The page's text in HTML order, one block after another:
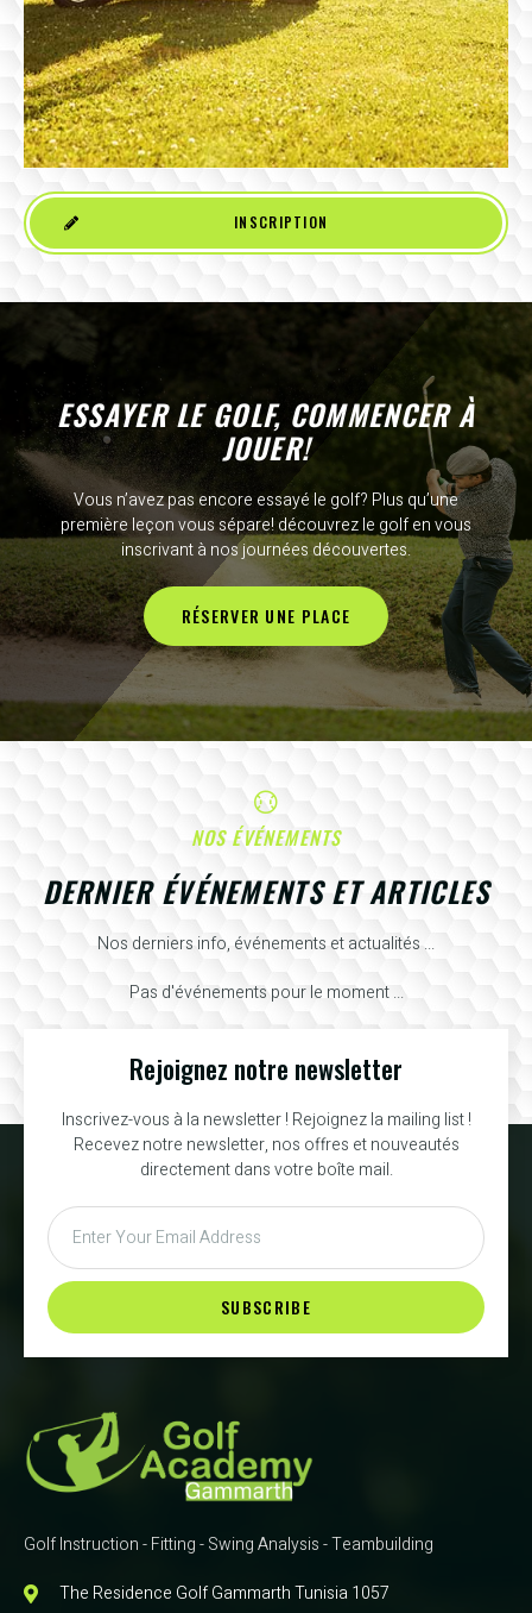
INSCRIPTION
ESSAYER LE GOLF, COMMENCER À
JOUER!
Vous n’avez pas encore essayé le golf? Plus qu’une
première leçon vous sépare! découvrez le golf en vous
inscrivant à nos journées découvertes.
RÉSERVER UNE PLACE
NOS ÉVÉNEMENTS
DERNIER ÉVÉNEMENTS ET ARTICLES
Nos derniers info, événements et actualités ...
Pas d'événements pour le moment ...
Rejoignez notre newsletter
Inscrivez-vous à la newsletter ! Rejoignez la mailing list !
Recevez notre newsletter, nos offres et nouveautés
directement dans votre boîte mail.
SUBSCRIBE
Golf Instruction - Fitting - Swing Analysis - Teambuilding
The Residence Golf Gammarth Tunisia 1057